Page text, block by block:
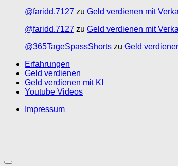
@faridd.7127 zu Geld verdienen mit
@faridd.7127 zu Geld verdienen mit
@365TageSpassShorts zu Geld
Erfahrungen
Geld verdienen
Geld verdienen mit KI
Youtube Videos
Impressum